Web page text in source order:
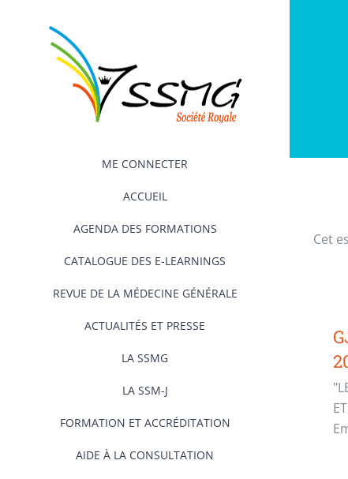
ME CONNECTER
ACCUEIL
AGENDA DES FORMATIONS
CATALOGUE DES E-LEARNINGS
REVUE DE LA MÉDECINE GÉNÉRALE
ACTUALITÉS ET PRESSE
LA SSMG
LA SSM-J
FORMATION ET ACCRÉDITATION
AIDE À LA CONSULTATION
Cet